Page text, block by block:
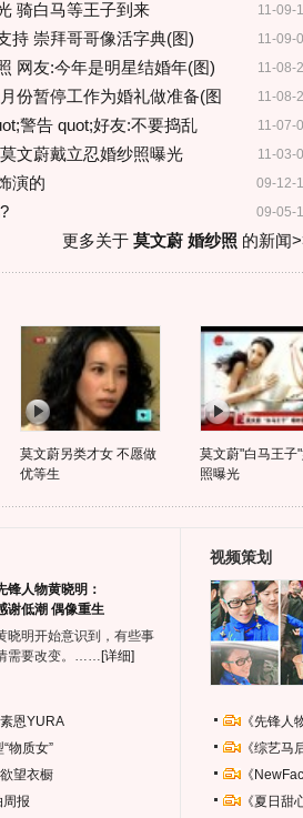
11-09-
骑白马等王子到来
11-09-
持 崇拜哥哥像活字典(图)
11-08-
网友:今年是明星结婚年(图)
11-08-
份暂停工作为婚礼做准备(图
11-07-
警告 quot;好友:不要捣乱
11-03-
文蔚戴立忍婚纱照曝光
09-12-
演的
09-05-
更多关于 莫文蔚 婚纱照 的新闻
莫文蔚另类才女 不愿做
优等生
莫文蔚"白马王子
照曝光
锋人物黄晓明：
谢低潮 偶像重生
晓明开始意识到，有些事
需要改变。…… [详细]
恩YURA
物质女”
望衣橱
报
视频策划
《先锋
《综艺
《
《夏日